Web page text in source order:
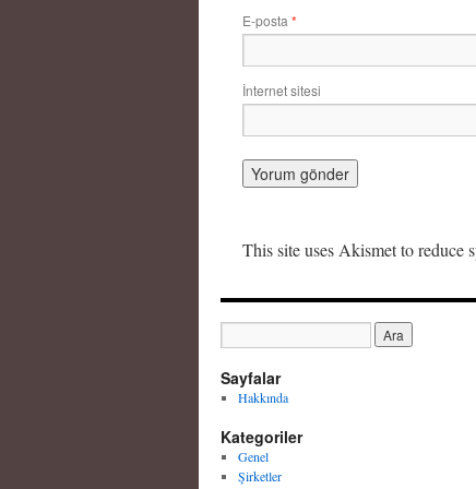
E-posta *
İnternet sitesi
This site uses Akismet to reduce
Sayfalar
Hakkında
Kategoriler
Genel
Şirketler